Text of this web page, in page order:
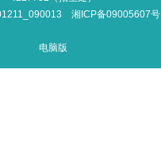
湘ICP备09005607号
电脑版